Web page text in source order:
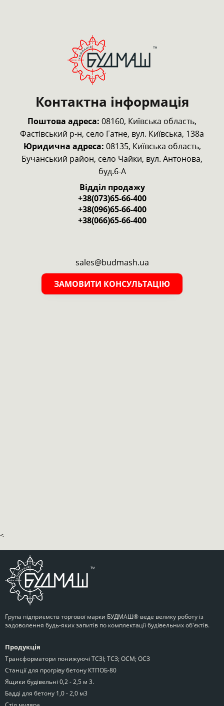
Контактна інформація
Поштова адреса: 08160, Київська область,
Фастівський р-н, село Гатне, вул. Київська, 138а
Юридична адреса: 08135, Київська область,
Бучанський район, село Чайки, вул. Антонова,
буд.6-А
Відділ продажу
+38(073)65-66-400
+38(096)65-66-400
+38(066)65-66-400
sales@budmash.ua
ЗАМОВИТИ КОНСУЛЬТАЦІЮ
<
Група підприємств торгової марки БУДМАШ® веде велику роботу із
задоволення будь-яких запитів по комплектації будівельних об'єктів.
Продукція
Трансформатори понижуючі ТСЗІ; ТСЗ; ОСМ; ОСЗ
Станції для прогріву бетону КТПОБ-80
Ящики будівельні 0,2 - 2,5 м 3.
Бадді для бетону 1,0 - 2,0 м3